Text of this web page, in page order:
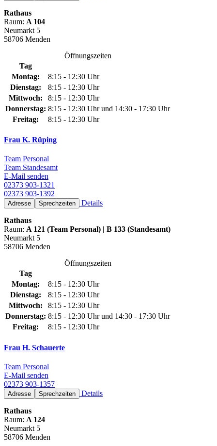
Rathaus
Raum: A 104
Neumarkt 5
58706 Menden
Öffnungszeiten
Tag
Montag:
8:15 - 12:30 Uhr
Dienstag:
8:15 - 12:30 Uhr
Mittwoch:
8:15 - 12:30 Uhr
Donnerstag: 8:15 - 12:30 Uhr und 14:30 - 17:30 Uhr
Freitag:
8:15 - 12:30 Uhr
Frau K. Rüping
Team Personal
Team Standesamt
E-Mail senden
02373 903-1321
02373 903-1392
Adresse Sprechzeiten Details
Rathaus
Raum: A 121 (Team Personal) | B 133 (Standesamt)
Neumarkt 5
58706 Menden
Öffnungszeiten
Tag
Montag:
8:15 - 12:30 Uhr
Dienstag:
8:15 - 12:30 Uhr
Mittwoch:
8:15 - 12:30 Uhr
Donnerstag: 8:15 - 12:30 Uhr und 14:30 - 17:30 Uhr
Freitag:
8:15 - 12:30 Uhr
Frau H. Schauerte
Team Personal
E-Mail senden
02373 903-1357
Adresse Sprechzeiten Details
Rathaus
Raum: A 124
Neumarkt 5
58706 Menden